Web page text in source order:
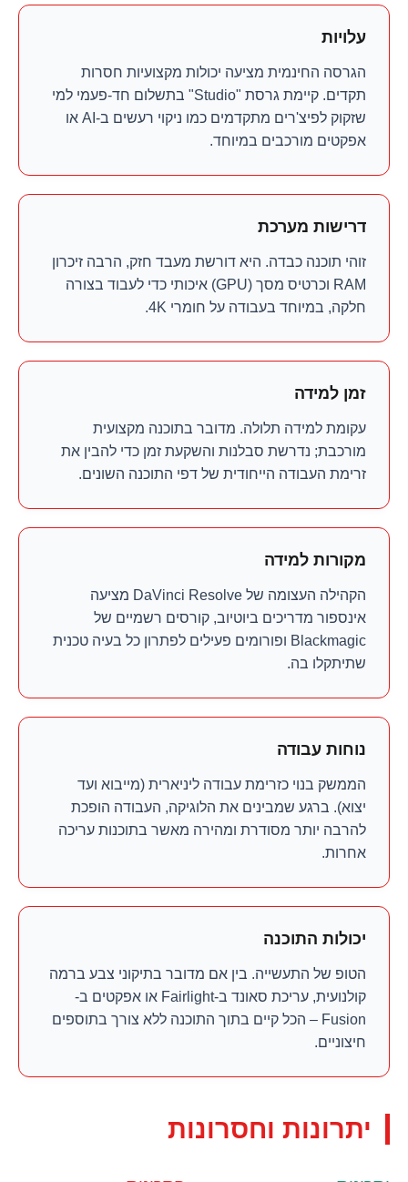
עלויות
הגרסה החינמית מציעה יכולות מקצועיות חסרות
תקדים. קיימת גרסת "Studio" בתשלום חד-פעמי למי
שזקוק לפיצ'רים מתקדמים כמו ניקוי רעשים ב-AI או
אפקטים מורכבים במיוחד.
דרישות מערכת
זוהי תוכנה כבדה. היא דורשת מעבד חזק, הרבה זיכרון
RAM וכרטיס מסך (GPU) איכותי כדי לעבוד בצורה
חלקה, במיוחד בעבודה על חומרי 4K.
זמן למידה
עקומת למידה תלולה. מדובר בתוכנה מקצועית
מורכבת; נדרשת סבלנות והשקעת זמן כדי להבין את
זרימת העבודה הייחודית של דפי התוכנה השונים.
מקורות למידה
הקהילה העצומה של DaVinci Resolve מציעה
אינספור מדריכים ביוטיוב, קורסים רשמיים של
Blackmagic ופורומים פעילים לפתרון כל בעיה טכנית
שתיתקלו בה.
נוחות עבודה
הממשק בנוי כזרימת עבודה ליניארית (מייבוא ועד
יצוא). ברגע שמבינים את הלוגיקה, העבודה הופכת
להרבה יותר מסודרת ומהירה מאשר בתוכנות עריכה
אחרות.
יכולות התוכנה
הטופ של התעשייה. בין אם מדובר בתיקוני צבע ברמה
קולנועית, עריכת סאונד ב-Fairlight או אפקטים ב-
Fusion – הכל קיים בתוך התוכנה ללא צורך בתוספים
חיצוניים.
יתרונות וחסרונות